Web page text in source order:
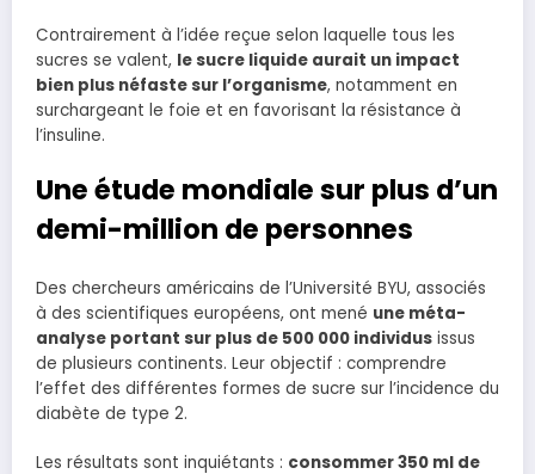
Contrairement à l’idée reçue selon laquelle tous les
sucres se valent, le sucre liquide aurait un impact
bien plus néfaste sur l’organisme, notamment en
surchargeant le foie et en favorisant la résistance à
l’insuline.
Une étude mondiale sur plus d’un
demi-million de personnes
Des chercheurs américains de l’Université BYU, associés
à des scientifiques européens, ont mené une méta-
analyse portant sur plus de 500 000 individus issus
de plusieurs continents. Leur objectif : comprendre
l’effet des différentes formes de sucre sur l’incidence du
diabète de type 2.
Les résultats sont inquiétants : consommer 350 ml de